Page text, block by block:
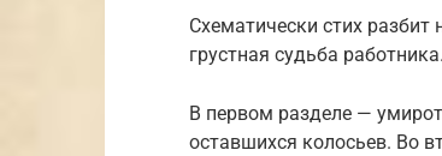
Схематически стих
грустная судьба работника.
В первом разделе —
оставшихся колосьев. Во